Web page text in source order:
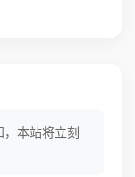
本站将立刻